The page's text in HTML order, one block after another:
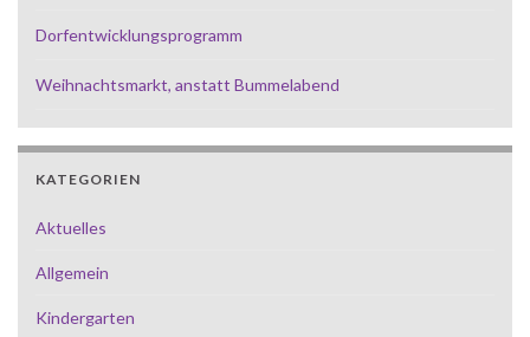
Dorfentwicklungsprogramm
Weihnachtsmarkt, anstatt Bummelabend
KATEGORIEN
Aktuelles
Allgemein
Kindergarten